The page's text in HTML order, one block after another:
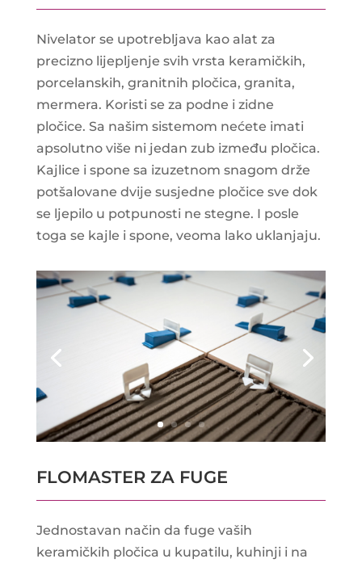
Nivelator se upotrebljava kao alat za
precizno lijepljenje svih vrsta keramičkih,
porcelanskih, granitnih pločica, granita,
mermera. Koristi se za podne i zidne
pločice. Sa našim sistemom nećete imati
apsolutno više ni jedan zub između pločica.
Kajlice i spone sa izuzetnom snagom drže
potšalovane dvije susjedne pločice sve dok
se ljepilo u potpunosti ne stegne. I posle
toga se kajle i spone, veoma lako uklanjaju.
FLOMASTER ZA FUGE
Jednostavan način da fuge vaših
keramičkih pločica u kupatilu, kuhinji i na